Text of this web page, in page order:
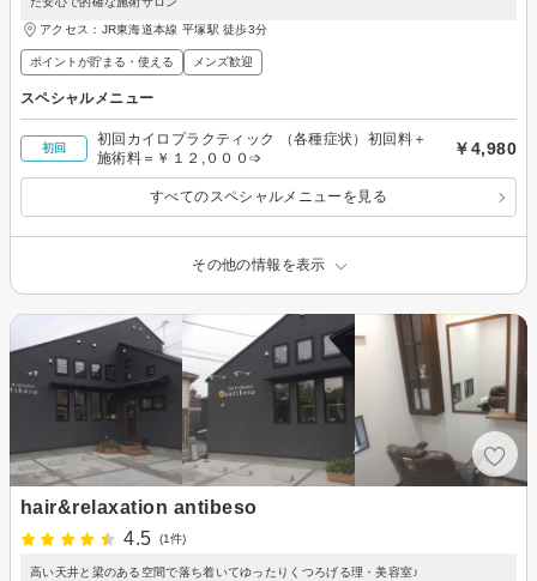
アクセス：JR東海道本線 平塚駅 徒歩3分
ポイントが貯まる・使える メンズ歓迎
スペシャルメニュー
初回
初回カイロプラクティック （各種症状）初回料＋
施術料＝￥１２,０００➩
￥4,980
すべてのスペシャルメニューを見る
その他の情報を表示
hair&relaxation antibeso
4.5
(1件)
高い天井と梁のある空間で落ち着いてゆったりくつろげる理・美容室♪